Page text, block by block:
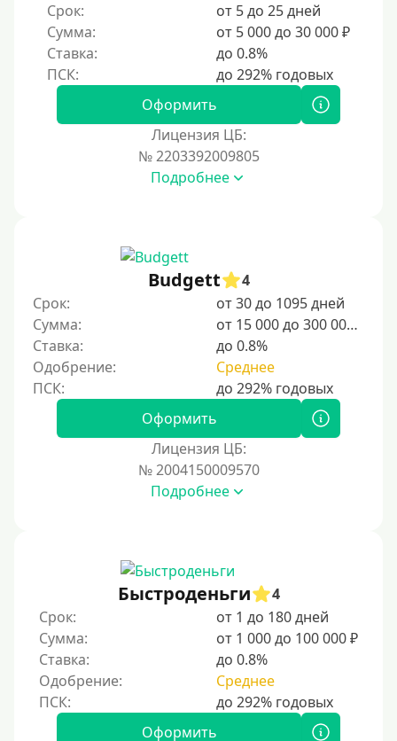
Срок:
от 5 до 25 дней
Сумма:
от 5 000 до 30 000 ₽
Ставка:
до 0.8%
Оформить
Лицензия ЦБ:
№ 2203392009805
Подробнее
Budgett
4
Срок:
от 30 до 1095 дней
Сумма:
от 15 000 до 300 000 ₽
Ставка:
до 0.8%
Одобрение:
Среднее
Оформить
Лицензия ЦБ:
№ 2004150009570
Подробнее
Быстроденьги
4
Срок:
от 1 до 180 дней
Сумма:
от 1 000 до 100 000 ₽
Ставка:
до 0.8%
Одобрение:
Среднее
Оформить